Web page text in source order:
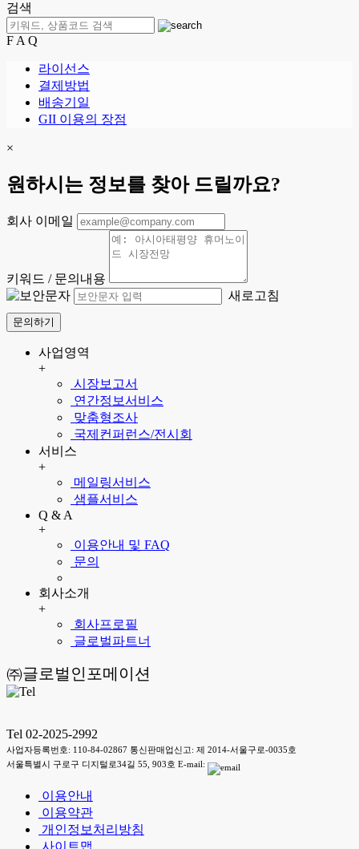
검색
F A Q
라이선스
결제방법
배송기일
GII 이용의 장점
×
원하시는 정보를 찾아 드릴까요?
회사 이메일
키워드 / 문의내용
새로고침
문의하기
사업영역
+
시장보고서
연간정보서비스
맞춤형조사
국제컨퍼런스/전시회
서비스
+
메일링서비스
샘플서비스
Q & A
+
이용안내 및 FAQ
문의
회사소개
+
회사프로필
글로벌파트너
㈜글로벌인포메이션
Tel 02-2025-2992
사업자등록번호: 110-84-02867 통신판매업신고: 제 2014-서울구로-0035호
서울특별시 구로구 디지털로34길 55, 903호 E-mail:
이용안내
이용약관
개인정보처리방침
사이트맵